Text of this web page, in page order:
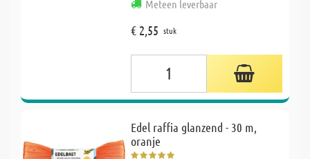
Meteen leverbaar
€ 2,55 stuk
Edel raffia glanzend - 30 m,
oranje